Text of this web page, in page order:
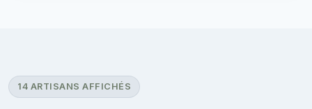
14 ARTISANS AFFICHÉS